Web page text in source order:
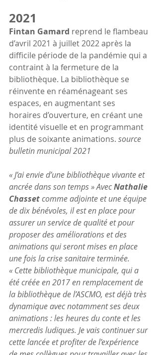
2021
Fintan Gamard reprend le flambeau
d’avril 2021 à juillet 2022 après la
difficile période de la pandémie qui a
contraint à la fermeture de la
bibliothèque. La bibliothèque se
réinvente en réaménageant ses
espaces, en augmentant ses
horaires d’ouverture, en créant une
identité visuelle et en programmant
plus de soixante animations. source
bulletin municipal 2021
« J’ai envie d’une bibliothèque vivante et
ancrée dans son temps » Avec Nathalie
Chasset comme adjointe et une équipe
de dix bénévoles, il est en place pour
assurer un service de qualité et pour
proposer des améliorations et des
animations qui seront mises en place
une fois la crise sanitaire terminée.
« Cette bibliothèque municipale, qui a
été créée en 2017 en remplacement de
la bibliothèque de l’ASCMO, est déjà très
dynamique avec notamment ses deux
animations : les heures du conte et les
mercredis ludiques. Je vais continuer sur
cette lancée et profiter de l’expérience